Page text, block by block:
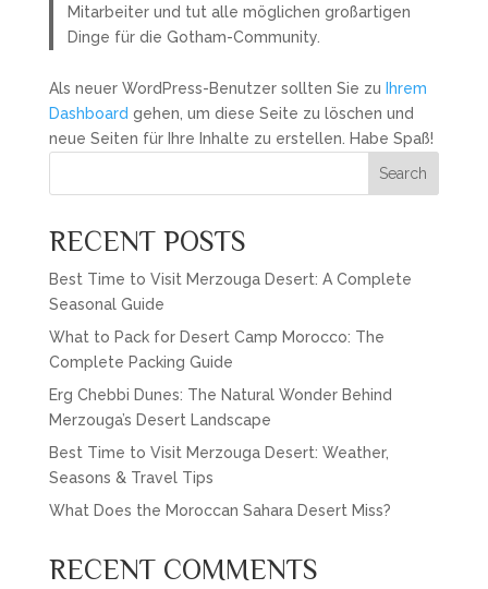
Mitarbeiter und tut alle möglichen großartigen
Dinge für die Gotham-Community.
Als neuer WordPress-Benutzer sollten Sie zu
Ihrem
Dashboard gehen, um diese Seite zu löschen und
neue Seiten für Ihre Inhalte zu erstellen. Habe Spaß!
Search
RECENT POSTS
Best Time to Visit Merzouga Desert: A Complete
Seasonal Guide
What to Pack for Desert Camp Morocco: The
Complete Packing Guide
Erg Chebbi Dunes: The Natural Wonder Behind
Merzouga’s Desert Landscape
Best Time to Visit Merzouga Desert: Weather,
Seasons & Travel Tips
What Does the Moroccan Sahara Desert Miss?
RECENT COMMENTS